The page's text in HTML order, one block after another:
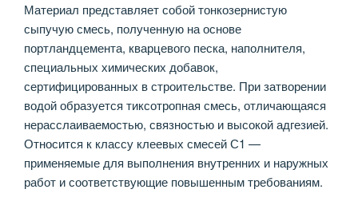
Материал представляет собой тонкозернистую
сыпучую смесь, полученную на основе
портландцемента, кварцевого песка, наполнителя,
специальных химических добавок,
сертифицированных в строительстве. При затворении
водой образуется тиксотропная смесь, отличающаяся
нерасслаиваемостью, связностью и высокой адгезией.
Относится к классу клеевых смесей С1 —
применяемые для выполнения внутренних и наружных
работ и соответствующие повышенным требованиям.